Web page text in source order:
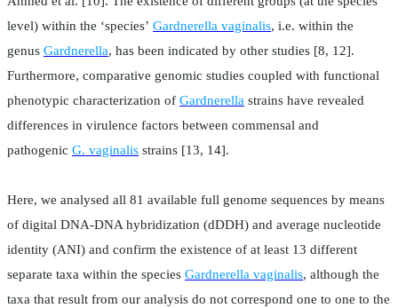
level) within the ‘species’ Gardnerella vaginalis, i.e. within the
genus Gardnerella, has been indicated by other studies [8, 12].
Furthermore, comparative genomic studies coupled with functional
phenotypic characterization of Gardnerella strains have revealed
differences in virulence factors between commensal and
pathogenic G. vaginalis strains [13, 14].
Here, we analysed all 81 available full genome sequences by means
of digital DNA-DNA hybridization (dDDH) and average nucleotide
identity (ANI) and confirm the existence of at least 13 different
separate taxa within the species Gardnerella vaginalis, although the
taxa that result from our analysis do not correspond one to one to the